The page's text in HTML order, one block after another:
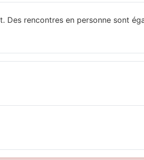
rencontres en personne sont